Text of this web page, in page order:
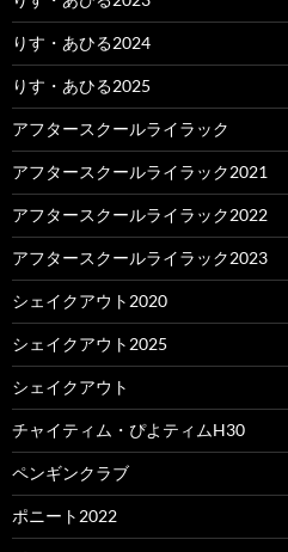
りす・あひる2024
りす・あひる2025
アフタースクールライラック
アフタースクールライラック2021
アフタースクールライラック2022
アフタースクールライラック2023
シェイクアウト2020
シェイクアウト2025
シェイクアウト
チャイティム・ぴよティムH30
ペンギンクラブ
ポニート2022